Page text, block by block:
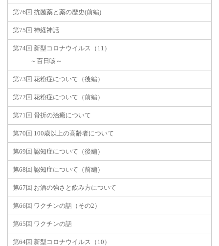
第76回 抗菌薬と薬の歴史(前編)
第75回 神経神話
第74回 新型コロナウイルス（11）
～百日咳～
第73回 花粉症について（後編）
第72回 花粉症について（前編）
第71回 骨折の治癒について
第70回 100歳以上の高齢者について
第69回 認知症について（後編）
第68回 認知症について（前編）
第67回 お酒の強さと飲み方について
第66回 ワクチンの話（その2）
第65回 ワクチンの話
第64回 新型コロナウイルス（10）